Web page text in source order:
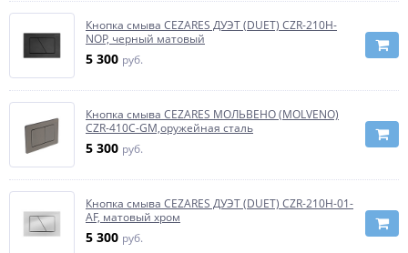
Кнопка смыва CEZARES ДУЭТ (DUET) CZR-210H-
NOP, черный матовый
5 300 руб.
Кнопка смыва CEZARES МОЛЬВЕНО (MOLVENO)
CZR-410C-GM,оружейная сталь
5 300 руб.
Кнопка смыва CEZARES ДУЭТ (DUET) CZR-210H-01-
AF, матовый хром
5 300 руб.